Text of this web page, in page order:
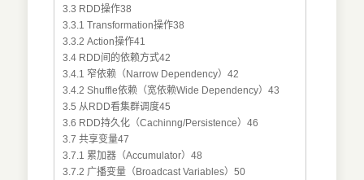
3.3 RDD操作38
3.3.1 Transformation操作38
3.3.2 Action操作41
3.4 RDD间的依赖方式42
3.4.1 窄依赖（Narrow Dependency）42
3.4.2 Shuffle依赖（宽依赖Wide Dependency）43
3.5 从RDD看集群调度45
3.6 RDD持久化（Cachinng/Persistence）46
3.7 共享变量47
3.7.1 累加器（Accumulator）48
3.7.2 广播变量（Broadcast Variables）50